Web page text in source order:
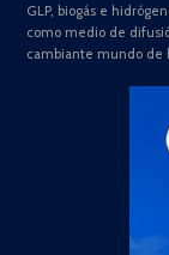
GLP, biogás e
como medio de
cambiante mundo de